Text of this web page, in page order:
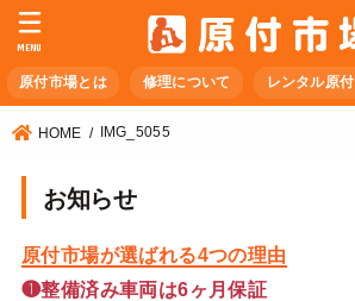
原付市場とは 修理について レンタル原付
MENU
HOME IMG_5055
お知らせ
原付市場が選ばれる4つの理由
❶整備済み車両は6ヶ月保証